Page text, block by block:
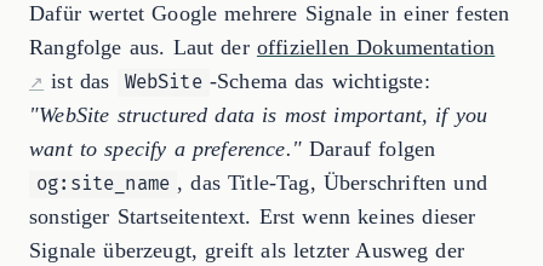
Dafür wertet Google mehrere Signale in einer festen
Rangfolge aus. Laut der offiziellen Dokumentation
ist das
WebSite -Schema das wichtigste:
"WebSite structured data is most important, if you
want to specify a preference." Darauf folgen
og:site_name , das Title-Tag, Überschriften und
sonstiger Startseitentext. Erst wenn keines dieser
Signale überzeugt, greift als letzter Ausweg der